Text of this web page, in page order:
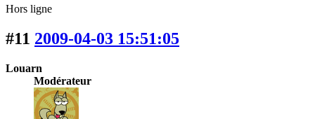
Hors ligne
#11 2009-04-03 15:51:05
Louarn
Modérateur